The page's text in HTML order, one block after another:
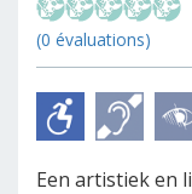
(0 évaluations)
Een artistiek en